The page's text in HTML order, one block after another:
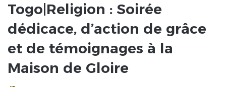
Togo|Religion : Soirée
dédicace, d’action de grâce
et de témoignages à la
Maison de Gloire